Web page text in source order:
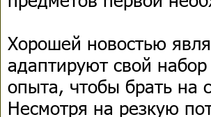
Хорошей новостью
адаптируют свой
опыта, чтобы брать на
Несмотря на резкую